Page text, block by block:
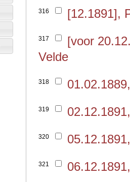
316 [12.1891],
317
[voor
Velde
318
319
320
321